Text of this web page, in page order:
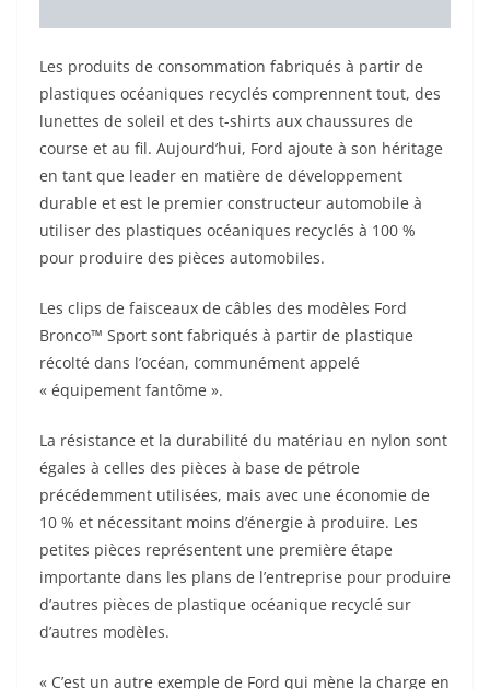
récolté dans l’océan, communément appelé
« équipement fantôme ».
La résistance et la durabilité du matériau en nylon sont
égales à celles des pièces à base de pétrole
précédemment utilisées, mais avec une économie de
10 % et nécessitant moins d’énergie à produire. Les
petites pièces représentent une première étape
importante dans les plans de l’entreprise pour produire
d’autres modèles.
« C’est un autre exemple de Ford qui mène la charge en
matière de durabilité », a déclaré Jim Buczkowski, vice-
d’Henry Ford. « C’est un bon exemple d’économie
circulaire, et bien que ces clips soient petits, ils
constituent une première étape importante dans nos
explorations pour utiliser des plastiques océaniques
recyclés pour des pièces supplémentaires à l’avenir. »
Selon Pew Charitable Trusts, une organisation non
gouvernementale mondiale, jusqu’à 13 millions de
année, menaçant la vie marine et polluant les rivages.